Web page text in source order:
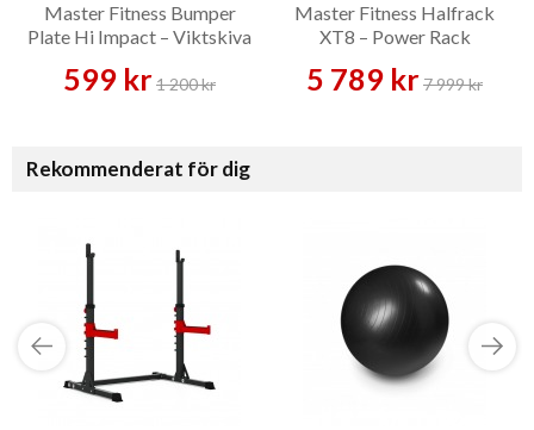
Master Fitness Bumper
Plate Hi Impact – Viktskiva
599 kr1 200 kr
Master Fitness Halfrack
XT8 – Power Rack
5 789 kr7 999 kr
Rekommenderat för dig